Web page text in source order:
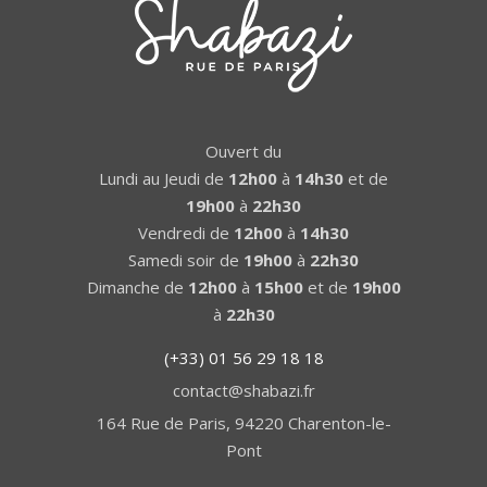
Ouvert du
Lundi au Jeudi de 12h00 à 14h30 et de
19h00 à 22h30
Vendredi de 12h00 à 14h30
Samedi soir de 19h00 à 22h30
Dimanche de 12h00à 15h00et de 19h00
à 22h30
(+33) 01 56 29 18 18
contact@shabazi.fr
164 Rue de Paris, 94220 Charenton-le-
Pont